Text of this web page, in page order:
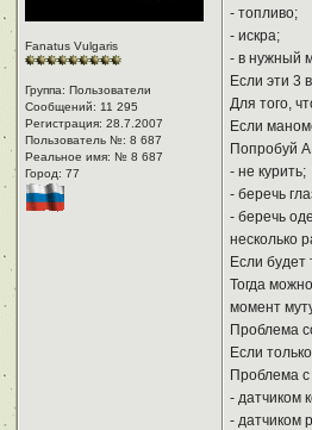
Fanatus Vulgaris
Группа: Пользователи
Сообщений: 11 295
Регистрация: 28.7.2007
Пользователь №: 8 687
Реальное имя: № 8 687
Город: 77
- топливо;
- искра;
- в нужный
Если эти 3
Для того,
Если
Попробуй
- не курить;
- беречь
- беречь
несколько
Если будет
Тогда
момент
Проблема
Если
Проблема
- датчиком
- датчиком